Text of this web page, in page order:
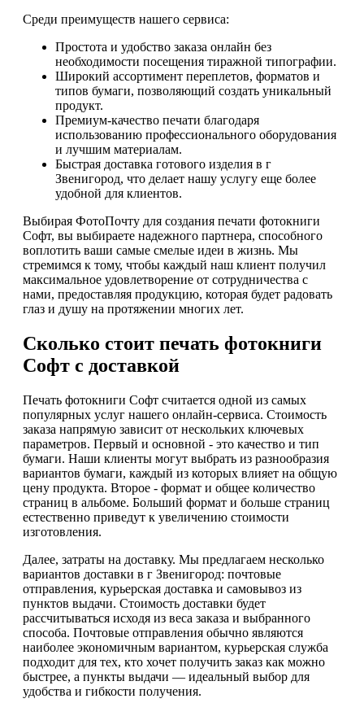
Среди преимуществ нашего сервиса:
Простота и удобство заказа онлайн без
необходимости посещения тиражной типографии.
Широкий ассортимент переплетов, форматов и
типов бумаги, позволяющий создать уникальный
продукт.
Премиум-качество печати благодаря
использованию профессионального оборудования
и лучшим материалам.
Быстрая доставка готового изделия в г
Звенигород, что делает нашу услугу еще более
удобной для клиентов.
Выбирая ФотоПочту для создания печати фотокниги
Софт, вы выбираете надежного партнера, способного
воплотить ваши самые смелые идеи в жизнь. Мы
стремимся к тому, чтобы каждый наш клиент получил
максимальное удовлетворение от сотрудничества с
нами, предоставляя продукцию, которая будет радовать
глаз и душу на протяжении многих лет.
Сколько стоит печать фотокниги
Софт с доставкой
Печать фотокниги Софт считается одной из самых
популярных услуг нашего онлайн-сервиса. Стоимость
заказа напрямую зависит от нескольких ключевых
параметров. Первый и основной - это качество и тип
бумаги. Наши клиенты могут выбрать из разнообразия
вариантов бумаги, каждый из которых влияет на общую
цену продукта. Второе - формат и общее количество
страниц в альбоме. Больший формат и больше страниц
естественно приведут к увеличению стоимости
изготовления.
Далее, затраты на доставку. Мы предлагаем несколько
вариантов доставки в г Звенигород: почтовые
отправления, курьерская доставка и самовывоз из
пунктов выдачи. Стоимость доставки будет
рассчитываться исходя из веса заказа и выбранного
способа. Почтовые отправления обычно являются
наиболее экономичным вариантом, курьерская служба
подходит для тех, кто хочет получить заказ как можно
быстрее, а пункты выдачи — идеальный выбор для
удобства и гибкости получения.